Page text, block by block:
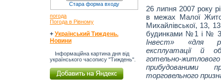
Стара форма входу
погода
Погода в Рівному
+ Український Тиждень.
Новини
Інформаційна картина дня від
українського часопису "Тиждень".
26 липня 2007 року
в межах Малої
Михайлівської, 13,
будинками №1 і №
Інвест» «для
експлуатації й
готельно-
прибудованими
торговельного